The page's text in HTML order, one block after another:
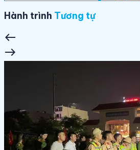
Hành trình Tương tự
west
east